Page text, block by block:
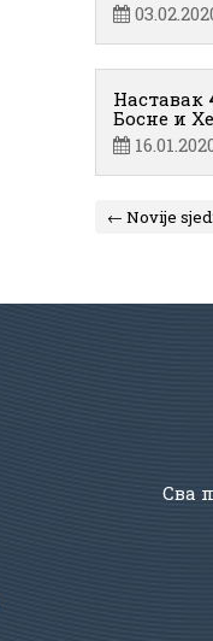
Наставак
Босне и
← Novije
Сва